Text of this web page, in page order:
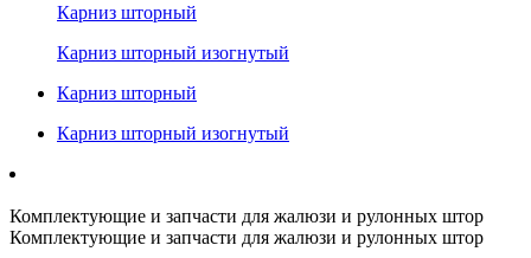
Карниз шторный
Карниз шторный изогнутый
Карниз шторный
Карниз шторный изогнутый
Комплектующие и запчасти для жалюзи и рулонных штор
Комплектующие и запчасти для жалюзи и рулонных штор